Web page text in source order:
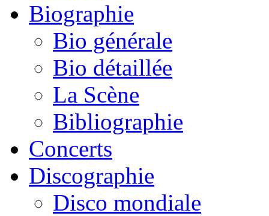
Biographie
Bio générale
Bio détaillée
La Scène
Bibliographie
Concerts
Discographie
Disco mondiale